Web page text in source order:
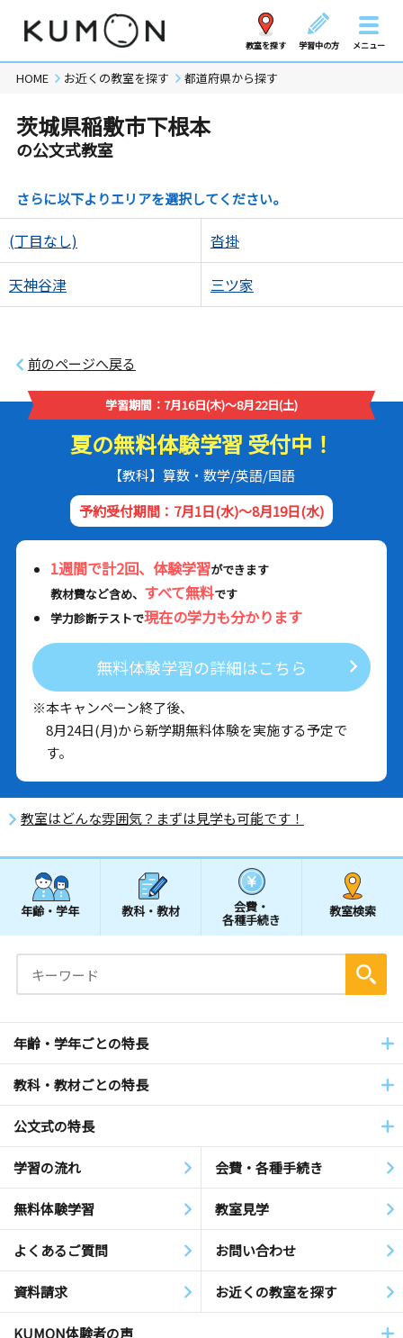
教室を探す 学習中の方 メニュー
HOME お近くの教室を探す 都道府県から探す
茨城県稲敷市下根本
の公文式教室
さらに以下よりエリアを選択してください。
(丁目なし) 沓掛
天神谷津 三ツ家
前のページへ戻る
学習期間：7月16日(木)～8月22日(土)
夏の無料体験学習 受付中！
【教科】算数・数学/英語/国語
予約受付期間：7月1日(水)～8月19日(水)
1週間で計2回、体験学習ができます
教材費など含め、 すべて無料です
学力診断テストで現在の学力も分かります
無料体験学習の詳細はこちら
※本キャンペーン終了後、
8月24日(月)から新学期無料体験を実施する予定で
す。
教室はどんな雰囲気？まずは見学も可能です！
年齢・学年 教科・教材 会費・
各種手続き
教室検索
年齢・学年ごとの特長
教科・教材ごとの特長
公文式の特長
学習の流れ 会費・各種手続き
無料体験学習 教室見学
よくあるご質問 お問い合わせ
資料請求 お近くの教室を探す
KUMON体験者の声